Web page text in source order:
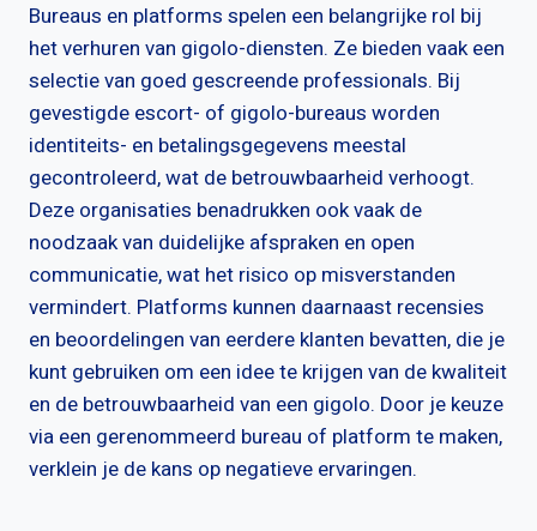
Bureaus en platforms spelen een belangrijke rol bij
het verhuren van gigolo-diensten. Ze bieden vaak een
selectie van goed gescreende professionals. Bij
gevestigde escort- of gigolo-bureaus worden
identiteits- en betalingsgegevens meestal
gecontroleerd, wat de betrouwbaarheid verhoogt.
Deze organisaties benadrukken ook vaak de
noodzaak van duidelijke afspraken en open
communicatie, wat het risico op misverstanden
vermindert. Platforms kunnen daarnaast recensies
en beoordelingen van eerdere klanten bevatten, die je
kunt gebruiken om een idee te krijgen van de kwaliteit
en de betrouwbaarheid van een gigolo. Door je keuze
via een gerenommeerd bureau of platform te maken,
verklein je de kans op negatieve ervaringen.